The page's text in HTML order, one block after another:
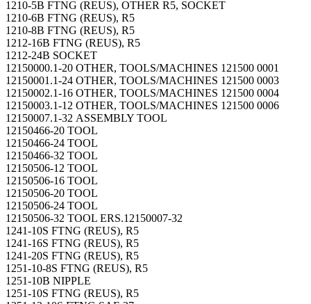
1210-5B FTNG (REUS), OTHER R5, SOCKET
1210-6B FTNG (REUS), R5
1210-8B FTNG (REUS), R5
1212-16B FTNG (REUS), R5
1212-24B SOCKET
12150000.1-20 OTHER, TOOLS/MACHINES 121500 0001
12150001.1-24 OTHER, TOOLS/MACHINES 121500 0003
12150002.1-16 OTHER, TOOLS/MACHINES 121500 0004
12150003.1-12 OTHER, TOOLS/MACHINES 121500 0006
12150007.1-32 ASSEMBLY TOOL
12150466-20 TOOL
12150466-24 TOOL
12150466-32 TOOL
12150506-12 TOOL
12150506-16 TOOL
12150506-20 TOOL
12150506-24 TOOL
12150506-32 TOOL ERS.12150007-32
1241-10S FTNG (REUS), R5
1241-16S FTNG (REUS), R5
1241-20S FTNG (REUS), R5
1251-10-8S FTNG (REUS), R5
1251-10B NIPPLE
1251-10S FTNG (REUS), R5